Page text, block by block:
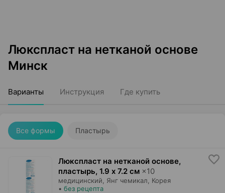
Люкспласт на нетканой основе
Минск
Варианты Инструкция Где купить
Все формы Пластырь
Люкспласт на нетканой основе,
пластырь, 1.9 х 7.2 см ×10
медицинский, Янг чемикал , Корея
• без рецепта